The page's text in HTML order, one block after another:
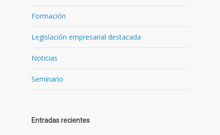
Formación
Legislación empresarial destacada
Noticias
Seminario
Entradas recientes